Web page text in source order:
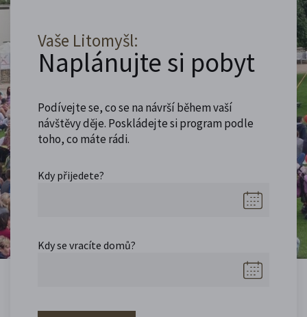
Vaše Litomyšl:
Naplánujte si pobyt
Podívejte se, co se na návrší během vaší
návštěvy děje. Poskládejte si program podle
toho, co máte rádi.
Kdy přijedete?
Kdy se vracíte domů?